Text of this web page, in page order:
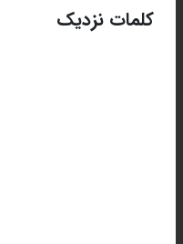
کلمات نزدیک